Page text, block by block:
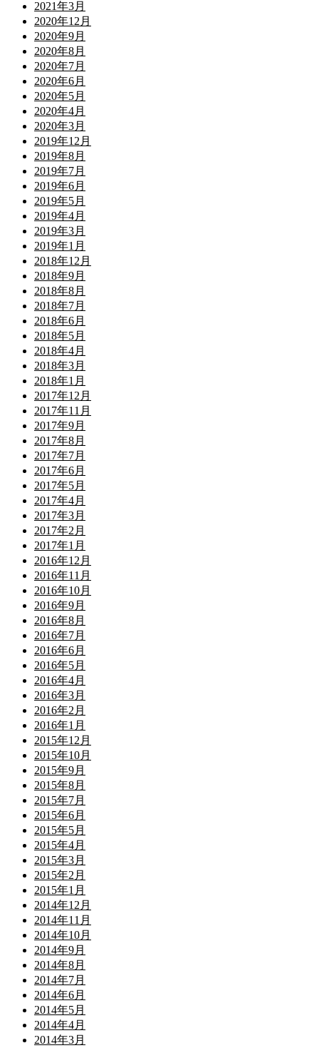
2021年3月
2020年12月
2020年9月
2020年8月
2020年7月
2020年6月
2020年5月
2020年4月
2020年3月
2019年12月
2019年8月
2019年7月
2019年6月
2019年5月
2019年4月
2019年3月
2019年1月
2018年12月
2018年9月
2018年8月
2018年7月
2018年6月
2018年5月
2018年4月
2018年3月
2018年1月
2017年12月
2017年11月
2017年9月
2017年8月
2017年7月
2017年6月
2017年5月
2017年4月
2017年3月
2017年2月
2017年1月
2016年12月
2016年11月
2016年10月
2016年9月
2016年8月
2016年7月
2016年6月
2016年5月
2016年4月
2016年3月
2016年2月
2016年1月
2015年12月
2015年10月
2015年9月
2015年8月
2015年7月
2015年6月
2015年5月
2015年4月
2015年3月
2015年2月
2015年1月
2014年12月
2014年11月
2014年10月
2014年9月
2014年8月
2014年7月
2014年6月
2014年5月
2014年4月
2014年3月